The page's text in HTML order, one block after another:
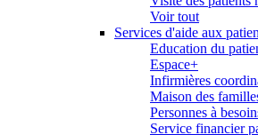
Voir tout
Services d'aide aux
Education du
Espace+
Infirmières
Maison des
Personnes à
Service financier